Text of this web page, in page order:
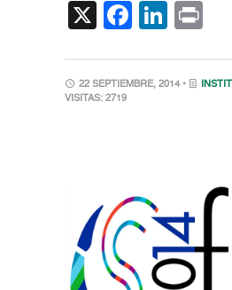
X
22 SEPTIEMBRE, 2014 •
VISITAS: 2719